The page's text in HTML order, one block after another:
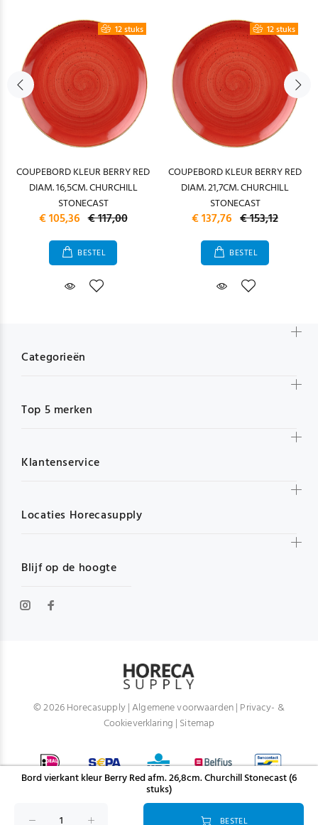
12 stuks
COUPEBORD KLEUR BERRY RED
DIAM. 16,5CM. CHURCHILL
STONECAST
€ 105,36 € 117,00
BESTEL
12 stuks
COUPEBORD KLEUR BERRY RED
DIAM. 21,7CM. CHURCHILL
STONECAST
€ 137,76 € 153,12
BESTEL
Bord vierkant kleur Berry Red afm. 26,8cm. Churchill Stonecast (6
stuks)
BESTEL
Blijf op de hoogte
Categorieën
Top 5 merken
Klantenservice
Locaties Horecasupply
© 2026 Horecasupply |Algemene voorwaarden| Privacy- &
Cookieverklaring | Sitemap